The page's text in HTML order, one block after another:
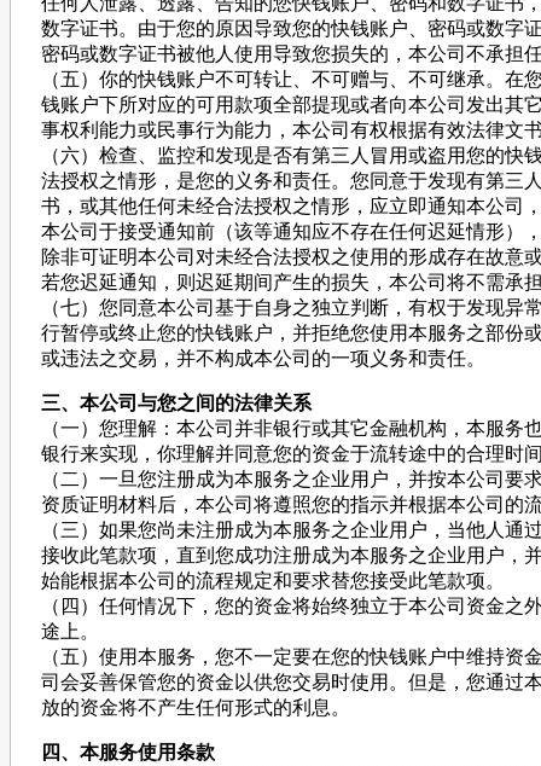
数字证书。由于您的原因导致您的快钱账户、密码或数字
密码或数字证书被他人使用导致您损失的，本公司不承担
（五）你的快钱账户不可转让、不可赠与、不可继承。
钱账户下所对应的可用款项全部提现或者向本公司发出其
事权利能力或民事行为能力，本公司有权根据有效法律文
（六）检查、监控和发现是否有第三人冒用或盗用您的
法授权之情形，是您的义务和责任。您同意于发现有第三
书，或其他任何未经合法授权之情形，应立即通知本公司
本公司于接受通知前（该等通知应不存在任何迟延情形）
除非可证明本公司对未经合法授权之使用的形成存在故意
若您迟延通知，则迟延期间产生的损失，本公司将不需承
（七）您同意本公司基于自身之独立判断，有权于发现
行暂停或终止您的快钱账户，并拒绝您使用本服务之部份
或违法之交易，并不构成本公司的一项义务和责任。
三、本公司与您之间的法律关系
（一）您理解：本公司并非银行或其它金融机构，本服
银行来实现，你理解并同意您的资金于流转途中的合理时
（二）一旦您注册成为本服务之企业用户，并按本公司
资质证明材料后，本公司将遵照您的指示并根据本公司的
（三）如果您尚未注册成为本服务之企业用户，当他人
接收此笔款项，直到您成功注册成为本服务之企业用户，
始能根据本公司的流程规定和要求替您接受此笔款项。
（四）任何情况下，您的资金将始终独立于本公司资金
途上。
（五）使用本服务，您不一定要在您的快钱账户中维持
司会妥善保管您的资金以供您交易时使用。但是，您通过
放的资金将不产生任何形式的利息。
四、本服务使用条款